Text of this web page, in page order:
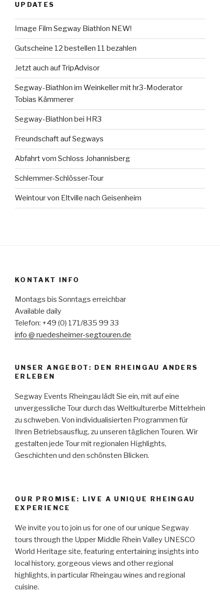
UPDATES
Image Film Segway Biathlon NEW!
Gutscheine 12 bestellen 11 bezahlen
Jetzt auch auf TripAdvisor
Segway-Biathlon im Weinkeller mit hr3-Moderator
Tobias Kämmerer
Segway-Biathlon bei HR3
Freundschaft auf Segways
Abfahrt vom Schloss Johannisberg
Schlemmer-Schlösser-Tour
Weintour von Eltville nach Geisenheim
KONTAKT INFO
Montags bis Sonntags erreichbar
Available daily
Telefon: +49 (0) 171/835 99 33
info @ ruedesheimer-segtouren.de
UNSER ANGEBOT: DEN RHEINGAU ANDERS
ERLEBEN
Segway Events Rheingau lädt Sie ein, mit auf eine
unvergessliche Tour durch das Weltkulturerbe Mittelrhein
zu schweben. Von individualisierten Programmen für
Ihren Betriebsausflug, zu unseren täglichen Touren. Wir
gestalten jede Tour mit regionalen Highlights,
Geschichten und den schönsten Blicken.
OUR PROMISE: LIVE A UNIQUE RHEINGAU
EXPERIENCE
We invite you to join us for one of our unique Segway
tours through the Upper Middle Rhein Valley UNESCO
World Heritage site, featuring entertaining insights into
local history, gorgeous views and other regional
highlights, in particular Rheingau wines and regional
cuisine.